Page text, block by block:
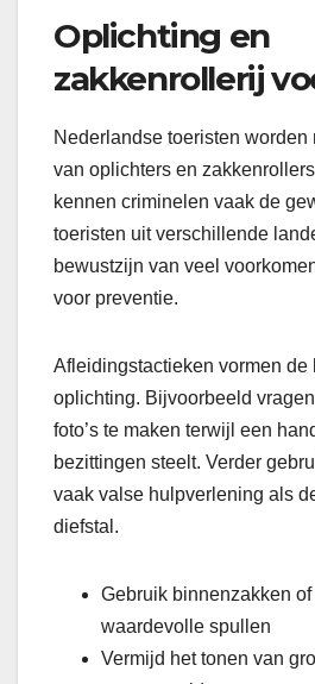
Oplichting en
zakkenrollerij
Nederlandse toeristen
van oplichters en
kennen criminelen vaak de
toeristen uit verschillende
bewustzijn van veel
voor preventie.
Afleidingstactieken vormen de
oplichting. Bijvoorbeeld
foto’s te maken terwijl een
bezittingen steelt. Verder
vaak valse hulpverlening als
diefstal.
Gebruik binnenzakken
waardevolle spullen
Vermijd het tonen van